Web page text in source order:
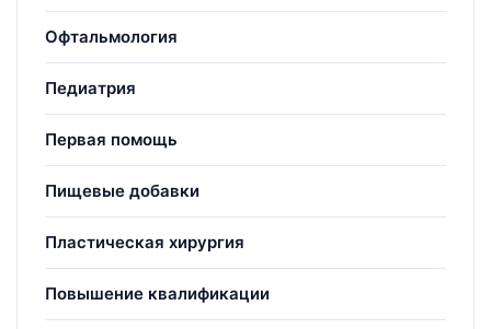
Офтальмология
Педиатрия
Первая помощь
Пищевые добавки
Пластическая хирургия
Повышение квалификации